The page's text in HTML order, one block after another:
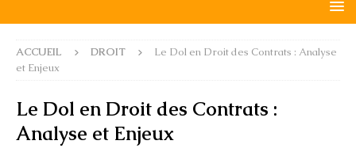
ACCUEIL DROIT
Le Dol en Droit des Contrats : Analyse
et Enjeux
Le Dol en Droit des Contrats :
Analyse et Enjeux